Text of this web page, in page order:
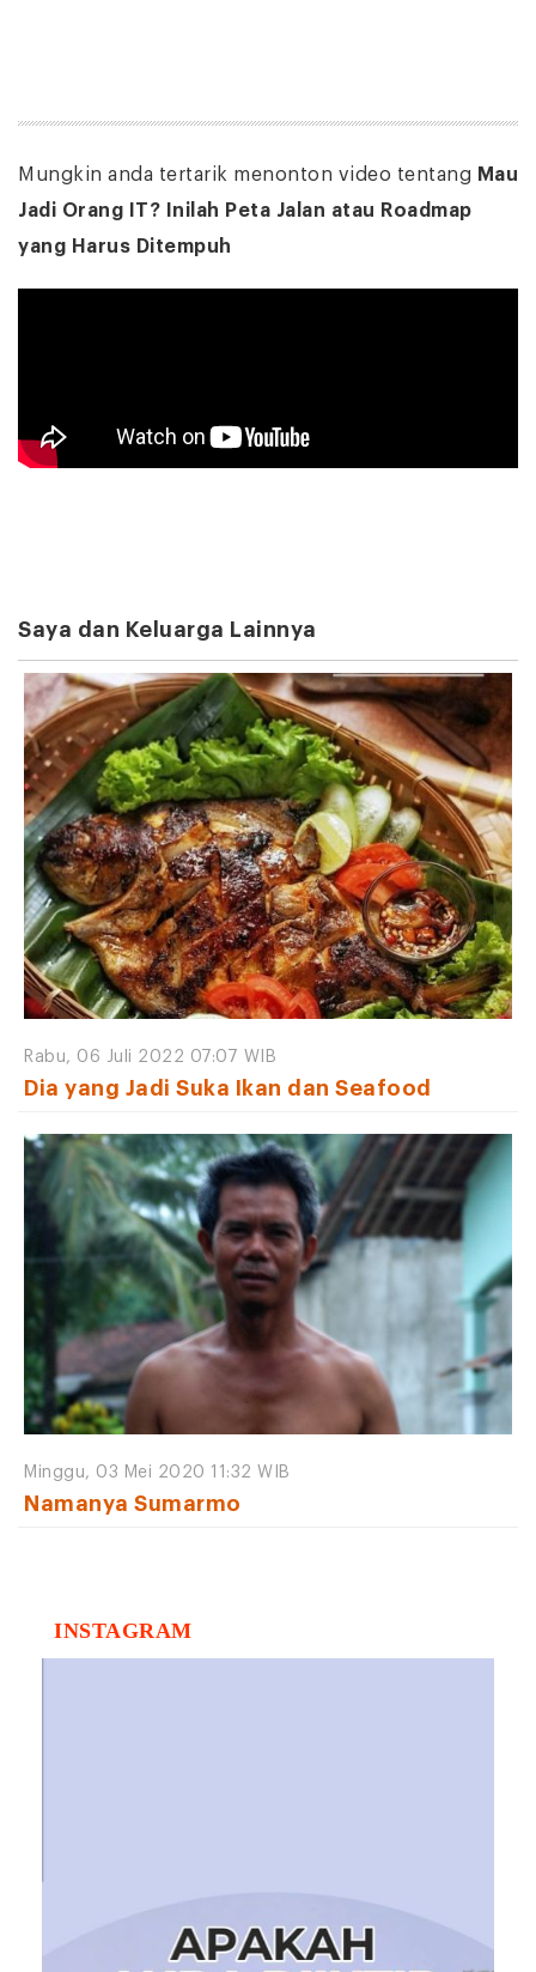
Mungkin anda tertarik menonton video tentang Mau
Jadi Orang IT? Inilah Peta Jalan atau Roadmap
yang Harus Ditempuh
Saya dan Keluarga Lainnya
Rabu, 06 Juli 2022 07:07 WIB
Dia yang Jadi Suka Ikan dan Seafood
Minggu, 03 Mei 2020 11:32 WIB
Namanya Sumarmo
INSTAGRAM